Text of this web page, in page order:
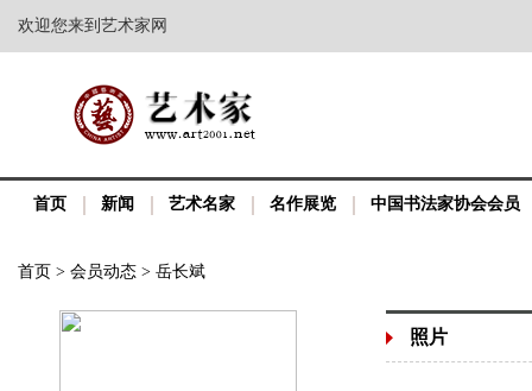
欢迎您来到艺术家网
首页 新闻 艺术名家 名作展览 中国书法家协会会员
首页 > 会员动态 > 岳长斌
照片